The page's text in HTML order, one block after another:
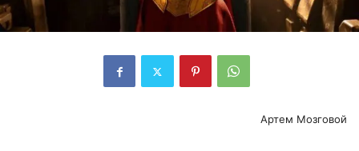
Артем Мозговой